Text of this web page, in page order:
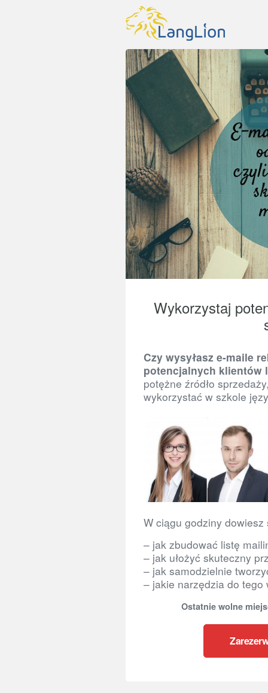
Wykorzystaj
Czy wysyłasz e-maile
potencjalnych
potężne źródło
wykorzystać w szkole
W ciągu godziny dowiesz
– jak zbudować listę
– jak ułożyć skuteczny
– jak samodzielnie
– jakie narzędzia do tego
Ostatnie wolne